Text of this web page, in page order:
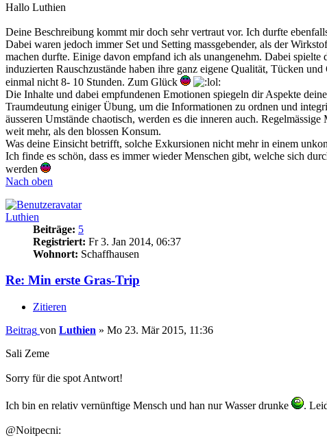
Hallo Luthien
Deine Beschreibung kommt mir doch sehr vertraut vor. Ich durfte
Dabei waren jedoch immer Set und Setting massgebender, als der
machen durfte. Einige davon empfand ich als unangenehm. Dabei
induzierten Rauschzustände haben ihre ganz eigene Qualität, Tücken
einmal nicht 8- 10 Stunden. Zum Glück
Die Inhalte und dabei empfundenen Emotionen spiegeln dir Aspekte
Traumdeutung einiger Übung, um die Informationen zu ordnen und
äusseren Umstände chaotisch, werden es die inneren auch.
weit mehr, als den blossen Konsum.
Was deine Einsicht betrifft, solche Exkursionen nicht mehr in einem
Ich finde es schön, dass es immer wieder Menschen gibt, welche sich
werden
Nach oben
Luthien
Beiträge: 5
Registriert: Fr 3. Jan 2014, 06:37
Wohnort: Schaffhausen
Re: Min erste Gras-Trip
Zitieren
Beitrag von Luthien » Mo 23. Mär 2015, 11:36
Sali Zeme
Sorry für die spot Antwort!
Ich bin en relativ vernünftige Mensch und han nur Wasser drunke .
@Noitpecni: